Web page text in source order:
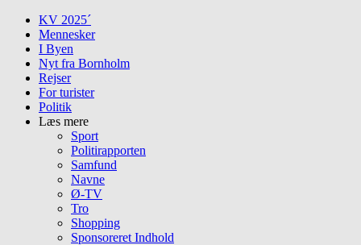
Skip
content
KV 2025´
Mennesker
I Byen
Nyt fra Bornholm
Rejser
For turister
Politik
Læs mere
Sport
Politirapporten
Samfund
Navne
Ø-TV
Tro
Shopping
Sponsoreret Indhold